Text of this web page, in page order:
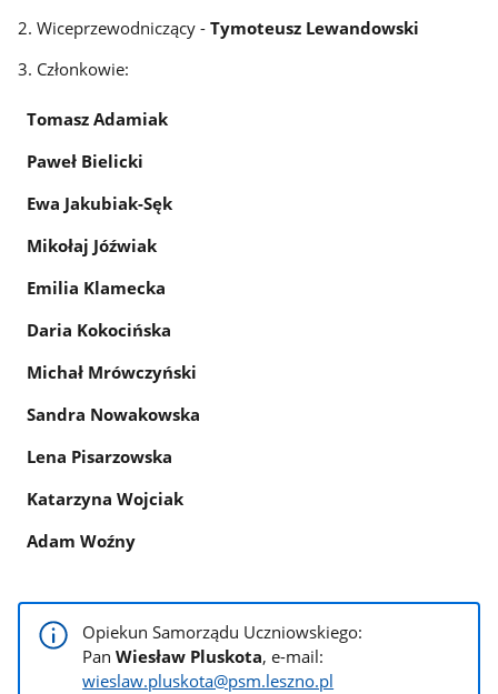
2. Wiceprzewodniczący - Tymoteusz Lewandowski
3. Członkowie:
Tomasz Adamiak
Paweł Bielicki
Ewa Jakubiak-Sęk
Mikołaj Jóźwiak
Emilia Klamecka
Daria Kokocińska
Michał Mrówczyński
Sandra Nowakowska
Lena Pisarzowska
Katarzyna Wojciak
Adam Woźny
Opiekun Samorządu Uczniowskiego:
PanWiesław Pluskota, e-mail:
wieslaw.pluskota@psm.leszno.pl